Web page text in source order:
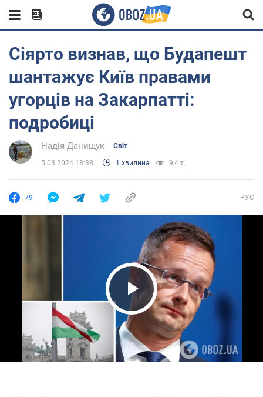
Сіярто визнав, що Будапешт
шантажує Київ правами
угорців на Закарпатті:
подробиці
Надія Данищук Світ
5.03.2024 18:38 1 хвилина 9,4 т.
79 РУС
Play Video